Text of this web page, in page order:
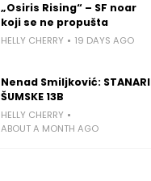
„Osiris Rising“ – SF noar
koji se ne propušta
HELLY CHERRY 19 DAYS AGO
Nenad Smiljković: STANARI
ŠUMSKE 13B
HELLY CHERRY
ABOUT A MONTH AGO